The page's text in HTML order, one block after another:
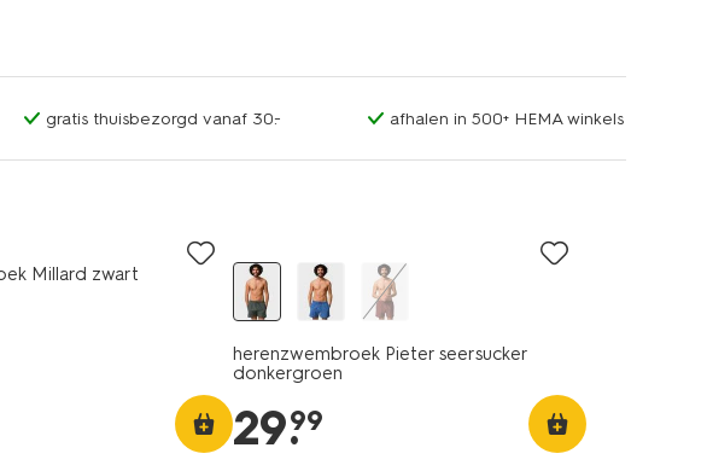
gratis thuisbezorgd vanaf 30.- afhalen in 500+ HEMA winkels
Millard zwart
herenzwembroek Pieter seersucker
donkergroen
29.
99